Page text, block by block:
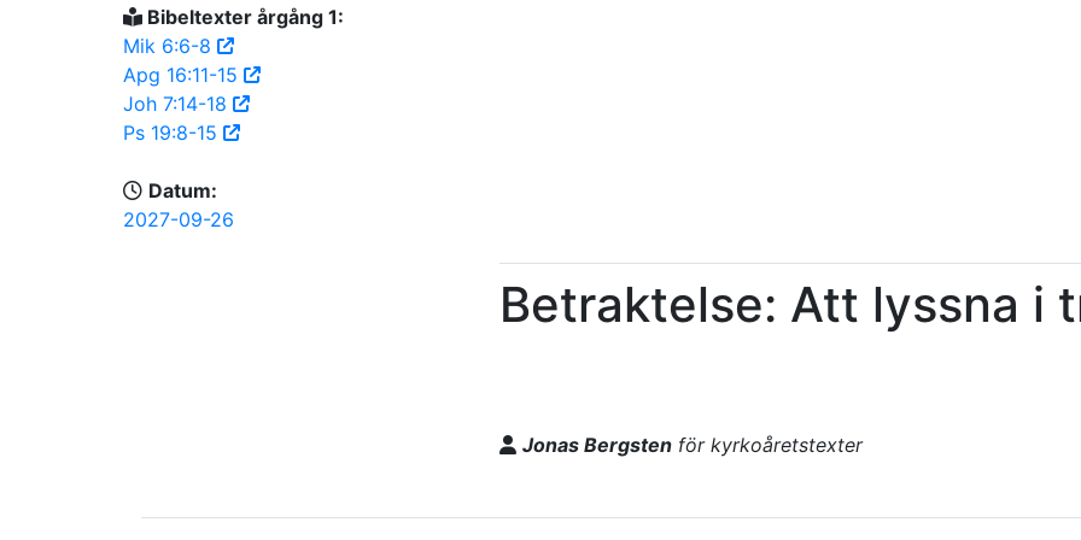
Bibeltexter årgång 1:
Mik 6:6-8
Apg 16:11-15
Joh 7:14-18
Ps 19:8-15
Datum:
2027-09-26
Betraktelse: Att lyssna i
Jonas Bergsten för kyrkoåretstexter